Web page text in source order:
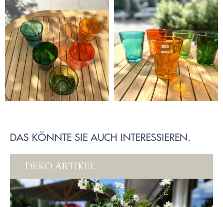
DAS KÖNNTE SIE AUCH INTERESSIEREN.
DEKO ARTIKEL